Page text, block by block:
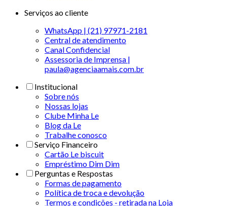
Serviços ao cliente
WhatsApp | (21) 97971-2181
Central de atendimento
Canal Confidencial
Assessoria de Imprensa |
paula@agenciaamais.com.br
Institucional
Sobre nós
Nossas lojas
Clube Minha Le
Blog da Le
Trabalhe conosco
Serviço Financeiro
Cartão Le biscuit
Empréstimo Dim Dim
Perguntas e Respostas
Formas de pagamento
Política de troca e devolução
Termos e condições - retirada na Loja